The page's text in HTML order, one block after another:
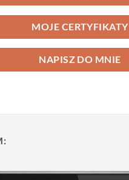
MOJE CERTYFIKATY
NAPISZ DO MNIE